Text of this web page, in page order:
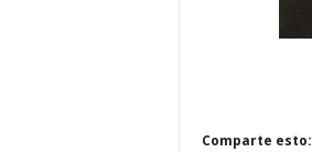
Comparte esto: